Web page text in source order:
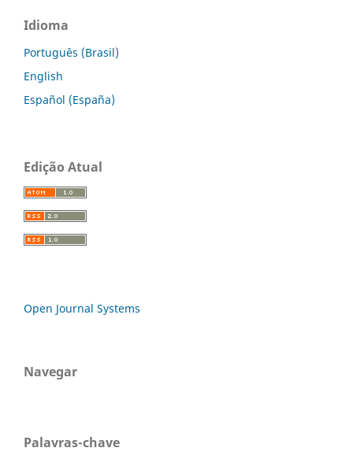
Idioma
Português (Brasil)
English
Español (España)
Edição Atual
Open Journal Systems
Navegar
Palavras-chave